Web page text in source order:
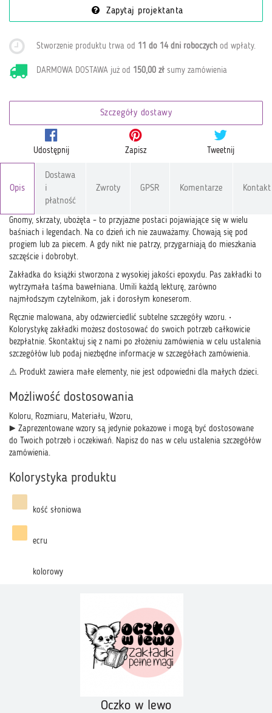
Zapytaj projektanta
Stworzenie produktu trwa od 11 do 14 dni roboczych od wpłaty.
DARMOWA DOSTAWA już od 150,00 zł sumy zamówienia
Szczegóły dostawy
Udostępnij Zapisz Tweetnij
Opis
Dostawa
i
płatność
Zwroty GPSR Komentarze Kontakt
Gnomy, skrzaty, ubożęta – to przyjazne postaci pojawiające się w wielu
baśniach i legendach. Na co dzień ich nie zauważamy. Chowają się pod
progiem lub za piecem. A gdy nikt nie patrzy, przygarniają do mieszkania
szczęście i dobrobyt.
Zakładka do książki stworzona z wysokiej jakości epoxydu. Pas zakładki to
wytrzymała taśma bawełniana. Umili każdą lekturę, zarówno
najmłodszym czytelnikom, jak i dorosłym koneserom.
Ręcznie malowana, aby odzwierciedlić subtelne szczegóły wzoru. •
Kolorystykę zakładki możesz dostosować do swoich potrzeb całkowicie
bezpłatnie. Skontaktuj się z nami po złożeniu zamówienia w celu ustalenia
szczegółów lub podaj niezbędne informacje w szczegółach zamówienia.
⚠️ Produkt zawiera małe elementy, nie jest odpowiedni dla małych dzieci.
Możliwość dostosowania
Koloru, Rozmiaru, Materiału, Wzoru,
► Zaprezentowane wzory są jedynie pokazowe i mogą być dostosowane
do Twoich potrzeb i oczekiwań. Napisz do nas w celu ustalenia szczegółów
zamówienia.
Kolorystyka produktu
kość słoniowa
ecru
kolorowy
Oczko w lewo